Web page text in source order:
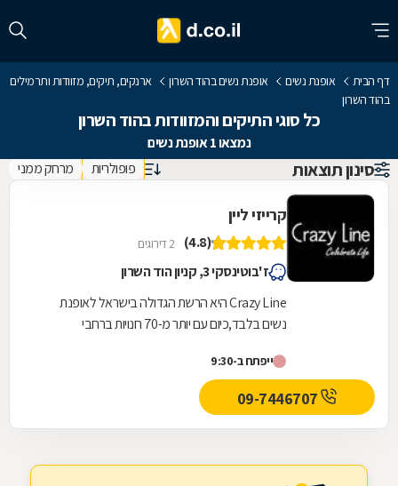
דף הבית אופנת נשים אופנת נשים בהוד השרון
ארנקים, תיקים, מזוודות ותרמילים
בהוד השרון
כל סוגי התיקים והמזוודות בהוד השרון
נמצאו 1 אופנת נשים
סינון תוצאות פופולריות מרחק ממני
קרייזי ליין
(4.8) 2 דירוגים
ז'בוטינסקי 3, קניון הוד השרון
Crazy Line היא הרשת הגדולה בישראל לאופנת
נשים בלבד,כיום עם יותר מ-70 חנויות ברחבי
הנאמן שלה בגדים...
ייפתח ב-9:30
09-7446707